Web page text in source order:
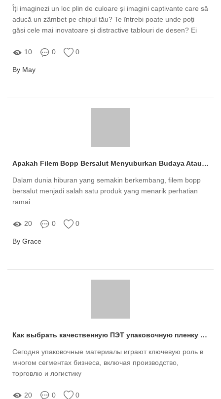
Îți imaginezi un loc plin de culoare și imagini captivante care să
aducă un zâmbet pe chipul tău? Te întrebi poate unde poți
găsi cele mai inovatoare și distractive tablouri de desen? Ei
tablouri de desen cu abțibilduri TPE! Acesta nu este doar un
10 0 0
By May
Apakah Filem Bopp Bersalut Menyuburkan Budaya Atau Mencemari Moral Generasi Muda?
Dalam dunia hiburan yang semakin berkembang, filem bopp
bersalut menjadi salah satu produk yang menarik perhatian
ramai
20 0 0
By Grace
Как выбрать качественную ПЭТ упаковочную пленку для ваших нужд?
Сегодня упаковочные материалы играют ключевую роль в
многом сегментах бизнеса, включая производство,
торговлю и логистику
20 0 0